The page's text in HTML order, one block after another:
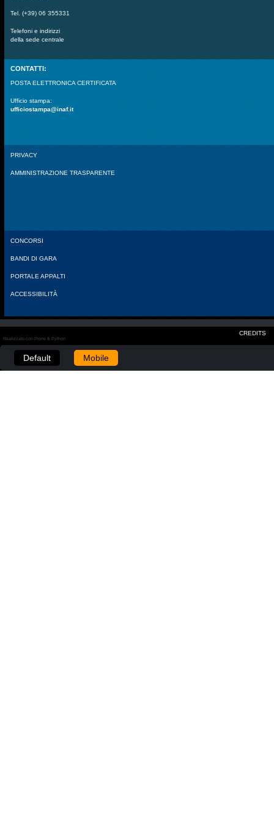
Tel. (+39) 06 355331
Telefoni e indirizzi
della sede centrale
CONTATTI:
POSTA ELETTRONICA CERTIFICATA
Ufficio stampa:
ufficiostampa@inaf.it
PRIVACY
AMMINISTRAZIONE TRASPARENTE
CONCORSI
BANDI DI GARA
PORTALE APPALTI
ACCESSIBILITÀ
CREDITS
Realizzato con Plone & Python
Default Mobile